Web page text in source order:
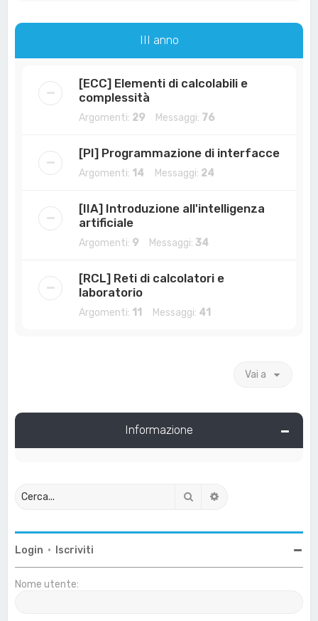
III anno
[ECC] Elementi di calcolabili e
complessità
Argomenti: 29 Messaggi: 76
[PI] Programmazione di interfacce
Argomenti: 14 Messaggi: 24
[IIA] Introduzione all'intelligenza
artificiale
Argomenti: 9 Messaggi: 34
[RCL] Reti di calcolatori e
laboratorio
Argomenti: 11 Messaggi: 41
Vai a
Informazione
Cerca
Login • Iscriviti
Nome utente: